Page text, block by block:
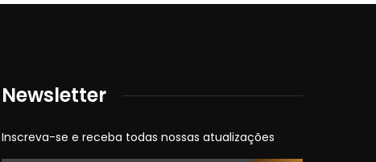
Newsletter
Inscreva-se e receba todas nossas atualizações